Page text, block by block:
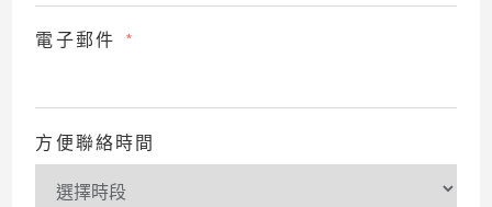
電子郵件
方便聯絡時間